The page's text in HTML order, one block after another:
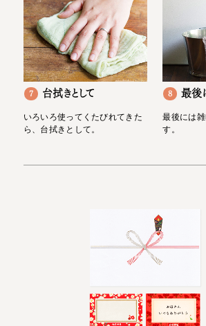
7 台拭きとして
いろいろ使ってくたびれてきた
ら、台拭きとして。
8 最後
最後には
す。